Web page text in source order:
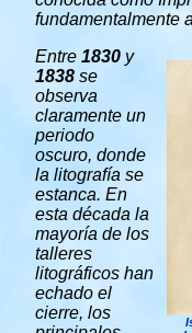
fundamentalmente
Entre 1830 y
1838 se
observa
claramente un
periodo
oscuro, donde
la litografía se
estanca. En
esta década la
mayoría de los
talleres
litográficos han
echado el
cierre, los